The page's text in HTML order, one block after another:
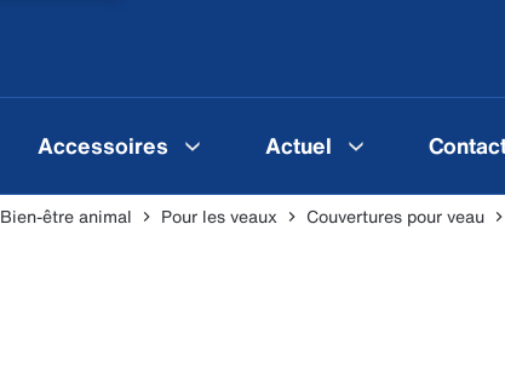
Accessoires Actuel
Bien-être animal Pour les veaux Couvertures pour veau